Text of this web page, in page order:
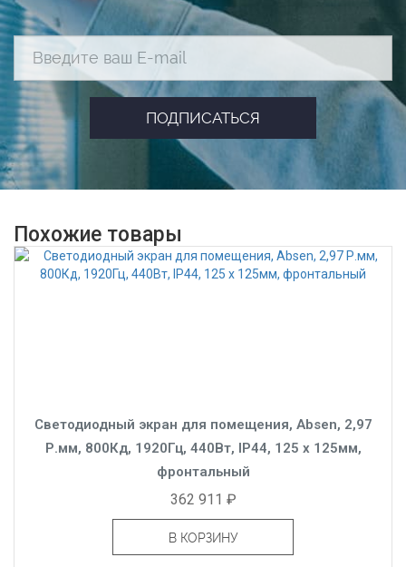
Похожие товары
Светодиодный экран для помещения, Absen, 2,97
Р.мм, 800Кд, 1920Гц, 440Вт, IP44, 125 x 125мм,
фронтальный
362 911 ₽
В КОРЗИНУ